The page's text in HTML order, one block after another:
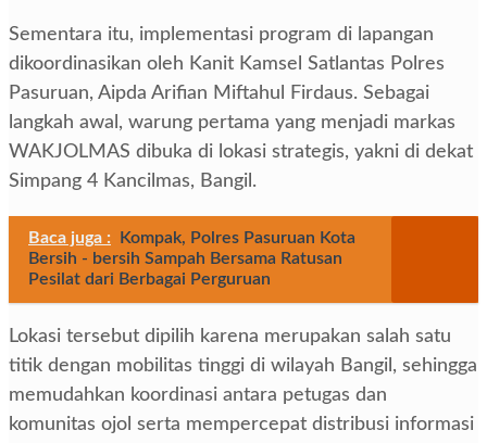
Sementara itu, implementasi program di lapangan
dikoordinasikan oleh Kanit Kamsel Satlantas Polres
Pasuruan, Aipda Arifian Miftahul Firdaus. Sebagai
langkah awal, warung pertama yang menjadi markas
WAKJOLMAS dibuka di lokasi strategis, yakni di dekat
Simpang 4 Kancilmas, Bangil.
Baca juga :
Kompak, Polres Pasuruan Kota
Bersih - bersih Sampah Bersama Ratusan
Pesilat dari Berbagai Perguruan
Lokasi tersebut dipilih karena merupakan salah satu
titik dengan mobilitas tinggi di wilayah Bangil, sehingga
memudahkan koordinasi antara petugas dan
komunitas ojol serta mempercepat distribusi informasi